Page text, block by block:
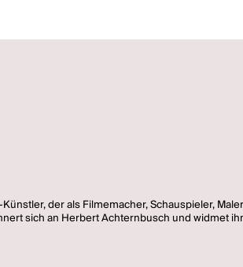
der als Filmemacher, Schauspieler,
sich an Herbert Achternbusch und widmet